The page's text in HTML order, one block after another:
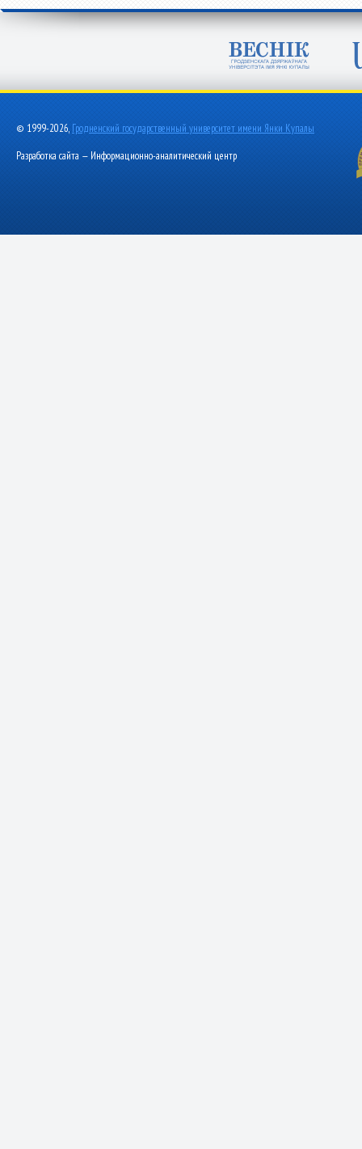
© 1999-2026, Гродненский государственный университет имени Янки Купалы
Разработка сайта — Информационно-аналитический центр